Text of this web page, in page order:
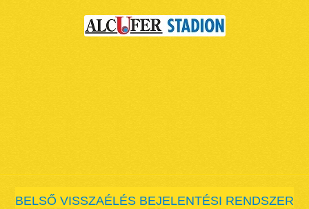
BELSŐ VISSZAÉLÉS BEJELENTÉSI RENDSZER